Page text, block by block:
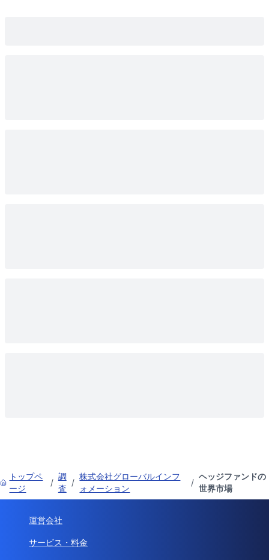
トップペ
ージ
/
調
査
/
株式会社グローバルインフ
ォメーション
/
ヘッジファンドの
世界市場
運営会社
サービス・料金